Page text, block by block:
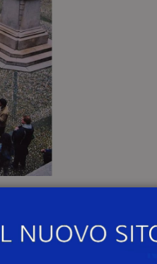
elezioni per il rinnovo
dell’evento